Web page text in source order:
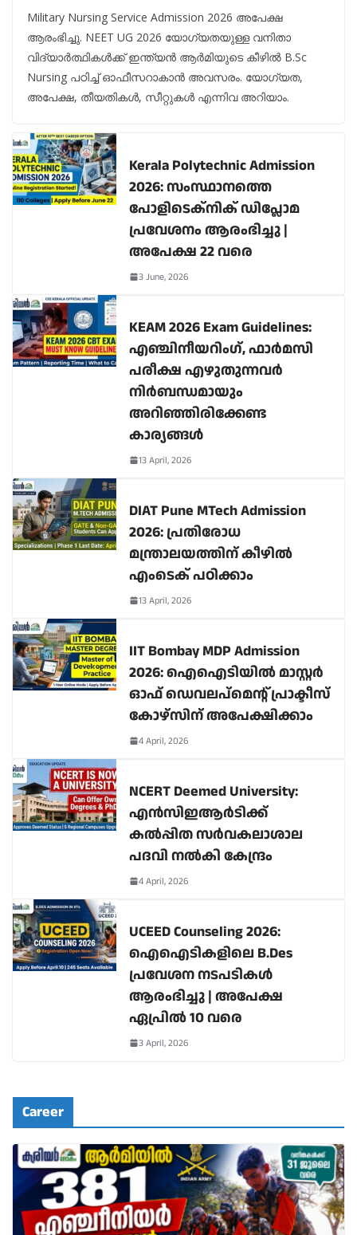
Military Nursing Service Admission 2026 അപേക്ഷ
ആരംഭിച്ചു. NEET UG 2026 യോഗ്യതയുള്ള വനിതാ
വിദ്യാർത്ഥികൾക്ക് ഇന്ത്യൻ ആർമിയുടെ കീഴിൽ B.Sc
Nursing പഠിച്ച് ഓഫീസറാകാൻ അവസരം. യോഗ്യത,
അപേക്ഷ, തീയതികൾ, സീറ്റുകൾ എന്നിവ അറിയാം.
Kerala Polytechnic Admission
2026: സംസ്ഥാനത്തെ
പോളിടെക്നിക് ഡിപ്ലോമ
പ്രവേശനം ആരംഭിച്ചു |
അപേക്ഷ 22 വരെ
3 June, 2026
KEAM 2026 Exam Guidelines:
എഞ്ചിനീയറിംഗ്, ഫാർമസി
പരീക്ഷ എഴുതുന്നവർ
നിർബന്ധമായും
അറിഞ്ഞിരിക്കേണ്ട
കാര്യങ്ങൾ
13 April, 2026
DIAT Pune MTech Admission
2026: പ്രതിരോധ
മന്ത്രാലയത്തിന് കീഴിൽ
എംടെക് പഠിക്കാം
13 April, 2026
IIT Bombay MDP Admission
2026: ഐഐടിയിൽ മാസ്റ്റർ
ഓഫ് ഡെവലപ്മെന്റ് പ്രാക്ടീസ്
കോഴ്സിന് അപേക്ഷിക്കാം
4 April, 2026
NCERT Deemed University:
എൻസിഇആർടിക്ക്
കൽപ്പിത സർവകലാശാല
പദവി നൽകി കേന്ദ്രം
4 April, 2026
UCEED Counseling 2026:
ഐഐടികളിലെ B.Des
പ്രവേശന നടപടികൾ
ആരംഭിച്ചു | അപേക്ഷ
ഏപ്രിൽ 10 വരെ
3 April, 2026
Career